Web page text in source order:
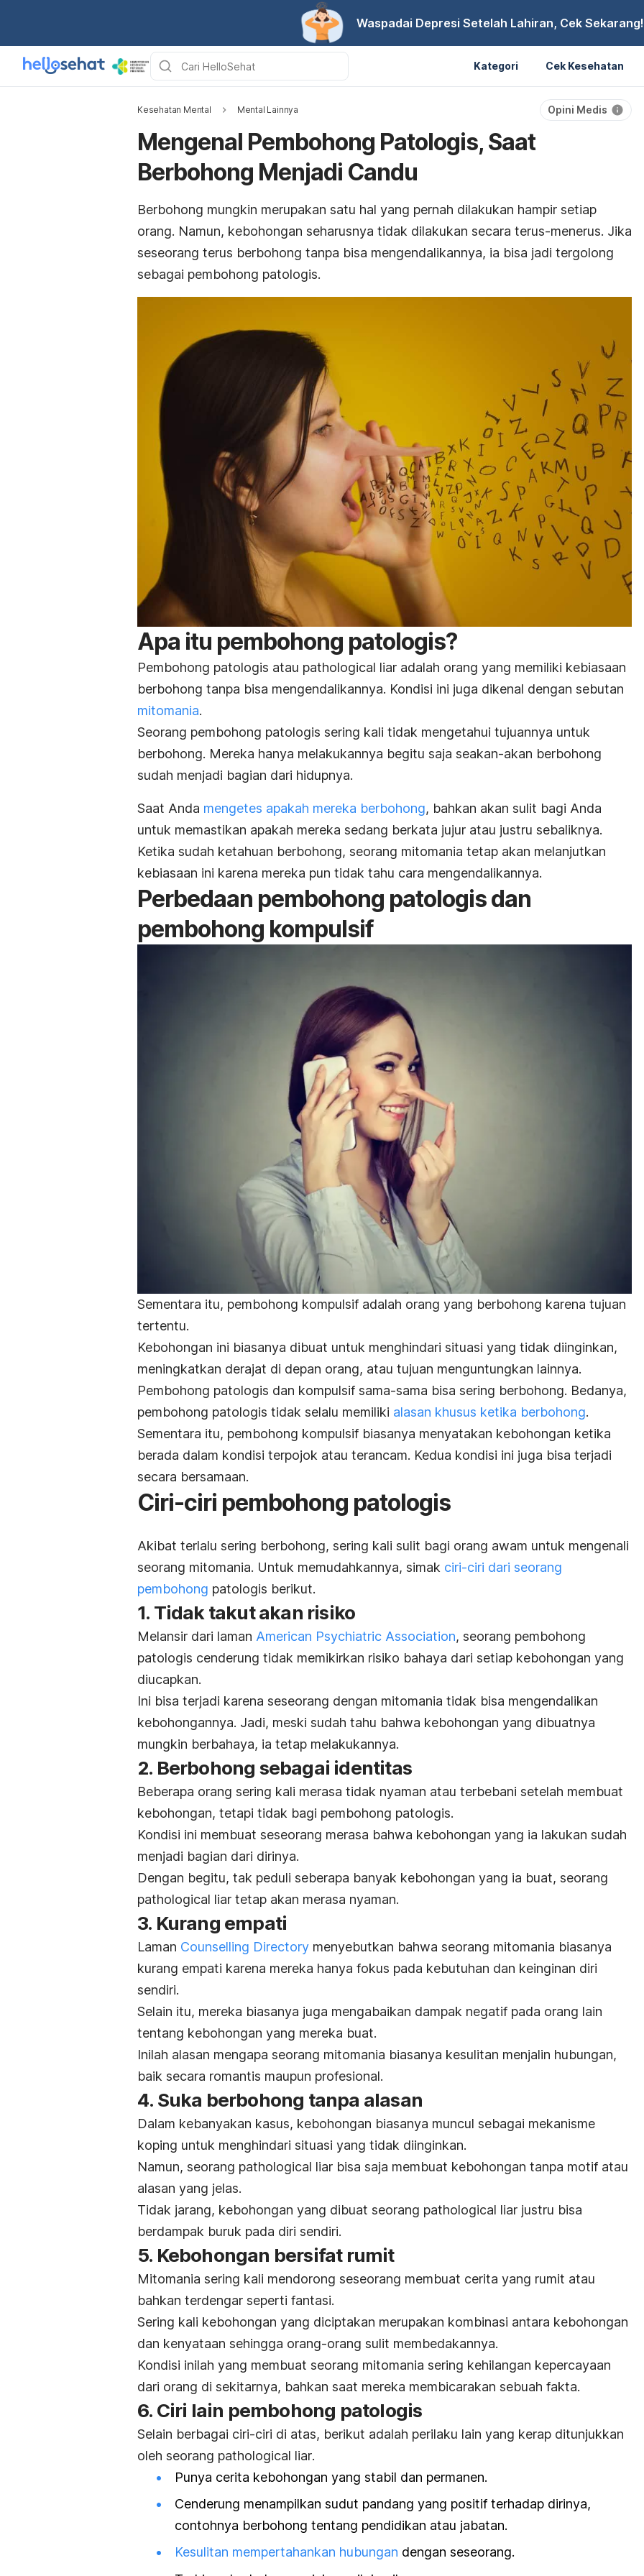
Waspadai Depresi Setelah Lahiran, Cek Sekarang!
Kategori Cek Kesehatan
Kesehatan Mental Mental Lainnya Opini Medis
Mengenal Pembohong Patologis, Saat
Berbohong Menjadi Candu
Berbohong mungkin merupakan satu hal yang pernah dilakukan hampir setiap
orang. Namun, kebohongan seharusnya tidak dilakukan secara terus-menerus. Jika
seseorang terus berbohong tanpa bisa mengendalikannya, ia bisa jadi tergolong
sebagai pembohong patologis.
Apa itu pembohong patologis?
Pembohong patologis atau pathological liar adalah orang yang memiliki kebiasaan
berbohong tanpa bisa mengendalikannya. Kondisi ini juga dikenal dengan sebutan
mitomania.
Seorang pembohong patologis sering kali tidak mengetahui tujuannya untuk
berbohong. Mereka hanya melakukannya begitu saja seakan-akan berbohong
sudah menjadi bagian dari hidupnya.
Saat Anda mengetes apakah mereka berbohong, bahkan akan sulit bagi Anda
untuk memastikan apakah mereka sedang berkata jujur atau justru sebaliknya.
Ketika sudah ketahuan berbohong, seorang mitomania tetap akan melanjutkan
kebiasaan ini karena mereka pun tidak tahu cara mengendalikannya.
Perbedaan pembohong patologis dan
pembohong kompulsif
Sementara itu, pembohong kompulsif adalah orang yang berbohong karena tujuan
tertentu.
Kebohongan ini biasanya dibuat untuk menghindari situasi yang tidak diinginkan,
meningkatkan derajat di depan orang, atau tujuan menguntungkan lainnya.
Pembohong patologis dan kompulsif sama-sama bisa sering berbohong. Bedanya,
pembohong patologis tidak selalu memiliki alasan khusus ketika berbohong.
Sementara itu, pembohong kompulsif biasanya menyatakan kebohongan ketika
berada dalam kondisi terpojok atau terancam. Kedua kondisi ini juga bisa terjadi
secara bersamaan.
Ciri-ciri pembohong patologis
Akibat terlalu sering berbohong, sering kali sulit bagi orang awam untuk mengenali
seorang mitomania. Untuk memudahkannya, simak ciri-ciri dari seorang
pembohong patologis berikut.
1. Tidak takut akan risiko
Melansir dari laman American Psychiatric Association, seorang pembohong
patologis cenderung tidak memikirkan risiko bahaya dari setiap kebohongan yang
diucapkan.
Ini bisa terjadi karena seseorang dengan mitomania tidak bisa mengendalikan
kebohongannya. Jadi, meski sudah tahu bahwa kebohongan yang dibuatnya
mungkin berbahaya, ia tetap melakukannya.
2. Berbohong sebagai identitas
Beberapa orang sering kali merasa tidak nyaman atau terbebani setelah membuat
kebohongan, tetapi tidak bagi pembohong patologis.
Kondisi ini membuat seseorang merasa bahwa kebohongan yang ia lakukan sudah
menjadi bagian dari dirinya.
Dengan begitu, tak peduli seberapa banyak kebohongan yang ia buat, seorang
pathological liar tetap akan merasa nyaman.
3. Kurang empati
Laman Counselling Directory menyebutkan bahwa seorang mitomania biasanya
kurang empati karena mereka hanya fokus pada kebutuhan dan keinginan diri
sendiri.
Selain itu, mereka biasanya juga mengabaikan dampak negatif pada orang lain
tentang kebohongan yang mereka buat.
Inilah alasan mengapa seorang mitomania biasanya kesulitan menjalin hubungan,
baik secara romantis maupun profesional.
4. Suka berbohong tanpa alasan
Dalam kebanyakan kasus, kebohongan biasanya muncul sebagai mekanisme
koping untuk menghindari situasi yang tidak diinginkan.
Namun, seorang pathological liar bisa saja membuat kebohongan tanpa motif atau
alasan yang jelas.
Tidak jarang, kebohongan yang dibuat seorang pathological liar justru bisa
berdampak buruk pada diri sendiri.
5. Kebohongan bersifat rumit
Mitomania sering kali mendorong seseorang membuat cerita yang rumit atau
bahkan terdengar seperti fantasi.
Sering kali kebohongan yang diciptakan merupakan kombinasi antara kebohongan
dan kenyataan sehingga orang-orang sulit membedakannya.
Kondisi inilah yang membuat seorang mitomania sering kehilangan kepercayaan
dari orang di sekitarnya, bahkan saat mereka membicarakan sebuah fakta.
6. Ciri lain pembohong patologis
Selain berbagai ciri-ciri di atas, berikut adalah perilaku lain yang kerap ditunjukkan
oleh seorang pathological liar.
Punya cerita kebohongan yang stabil dan permanen.
Cenderung menampilkan sudut pandang yang positif terhadap dirinya,
contohnya berbohong tentang pendidikan atau jabatan.
Kesulitan mempertahankan hubungan dengan seseorang.